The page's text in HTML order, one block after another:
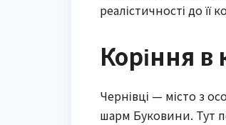
реалістичності до
Коріння в
Чернівці — місто з
шарм Буковини. Тут